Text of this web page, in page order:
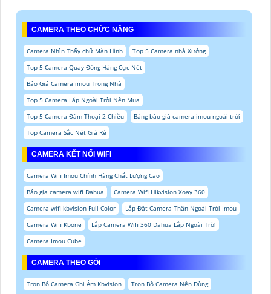
CAMERA THEO CHỨC NĂNG
Camera Nhìn Thấy chữ Màn Hình
Top 5 Camera nhà Xưởng
Top 5 Camera Quay Đóng Hàng Cực Nét
Báo Giá Camera imou Trong Nhà
Top 5 Camera Lắp Ngoài Trời Nên Mua
Top 5 Camera Đàm Thoại 2 Chiều
Bảng báo giá camera imou ngoài trời
Top Camera Sắc Nét Giá Rẻ
CAMERA KẾT NỐI WIFI
Camera Wifi Imou Chính Hãng Chất Lượng Cao
Báo gia camera wifi Dahua
Camera Wifi Hikvision Xoay 360
Camera wifi kbvision Full Color
Lắp Đặt Camera Thân Ngoài Trời Imou
Camera Wifi Kbone
Lắp Camera Wifi 360 Dahua Lắp Ngoài Trời
Camera Imou Cube
CAMERA THEO GÓI
Trọn Bộ Camera Ghi Âm Kbvision
Trọn Bộ Camera Nên Dùng